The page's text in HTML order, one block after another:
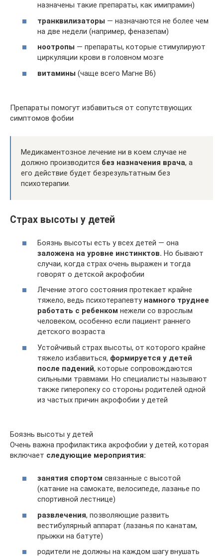
назначены такие препараты, как имипрамин)
транквилизаторы — назначаются не более чем
на две недели (например, феназепам)
ноотропы — препараты, которые стимулируют
циркуляции крови в головном мозге
витамины (чаще всего Магне В6)
Препараты помогут избавиться от сопутствующих
симптомов фобии
Медикаментозное лечение ни в коем случае не
должно производится без назначения врача, а
его действие будет безрезультатным без
психотерапии.
Страх высоты у детей
Боязнь высоты есть у всех детей — она
заложена на уровне инстинктов. Но бывают
случаи, когда страх очень выражен и тогда
говорят о детской акрофобии
Лечение этого состояния протекает крайне
тяжело, ведь психотерапевту намного труднее
работать с ребенком нежели со взрослым
человеком, особенно если пациент раннего
детского возраста
Устойчивый страх высоты, от которого крайне
тяжело избавиться, формируется у детей
после падений, которые сопровождаются
сильными травмами. Но специалисты называют
также гиперопеку со стороны родителей одной
из частых причин акрофобии у детей
Боязнь высоты у детей
Очень важна профилактика акрофобии у детей, которая
включает следующие мероприятия:
занятия спортом связанные с высотой
(катание на самокате, велосипеде, лазанье по
спортивной лестнице)
развлечения, позволяющие развить
вестибулярный аппарат (лазанья по канатам,
прыжки на батуте)
родители не должны на каждом шагу внушать